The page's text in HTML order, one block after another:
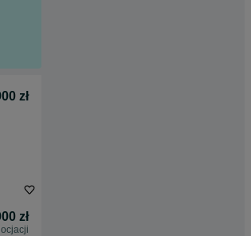
zł
zł